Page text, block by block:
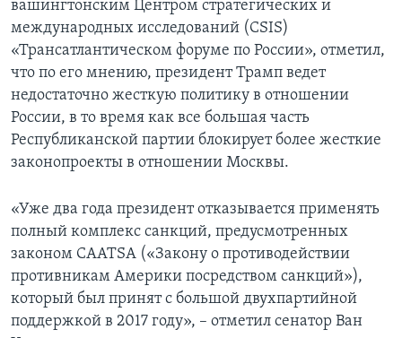
вашингтонским Центром стратегических и
международных исследований (CSIS)
«Трансатлантическом форуме по России», отметил,
что по его мнению, президент Трамп ведет
недостаточно жесткую политику в отношении
России, в то время как все большая часть
Республиканской партии блокирует более жесткие
законопроекты в отношении Москвы.
«Уже два года президент отказывается применять
полный комплекс санкций, предусмотренных
законом CAATSA («Закону о противодействии
противникам Америки посредством санкций»),
который был принят с большой двухпартийной
поддержкой в 2017 году», – отметил сенатор Ван